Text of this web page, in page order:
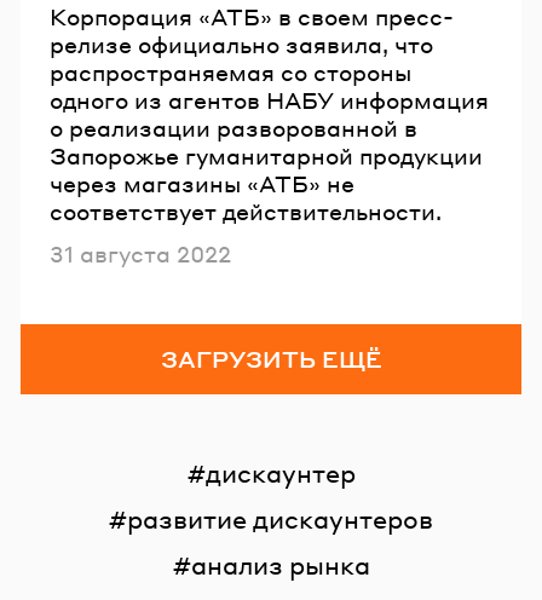
Корпорация «АТБ» в своем пресс-
релизе официально заявила, что
распространяемая со стороны
одного из агентов НАБУ информация
о реализации разворованной в
Запорожье гуманитарной продукции
через магазины «АТБ» не
соответствует действительности.
Опубликовано
31 августа 2022
ЗАГРУЗИТЬ ЕЩЁ
дискаунтер
развитие дискаунтеров
анализ рынка